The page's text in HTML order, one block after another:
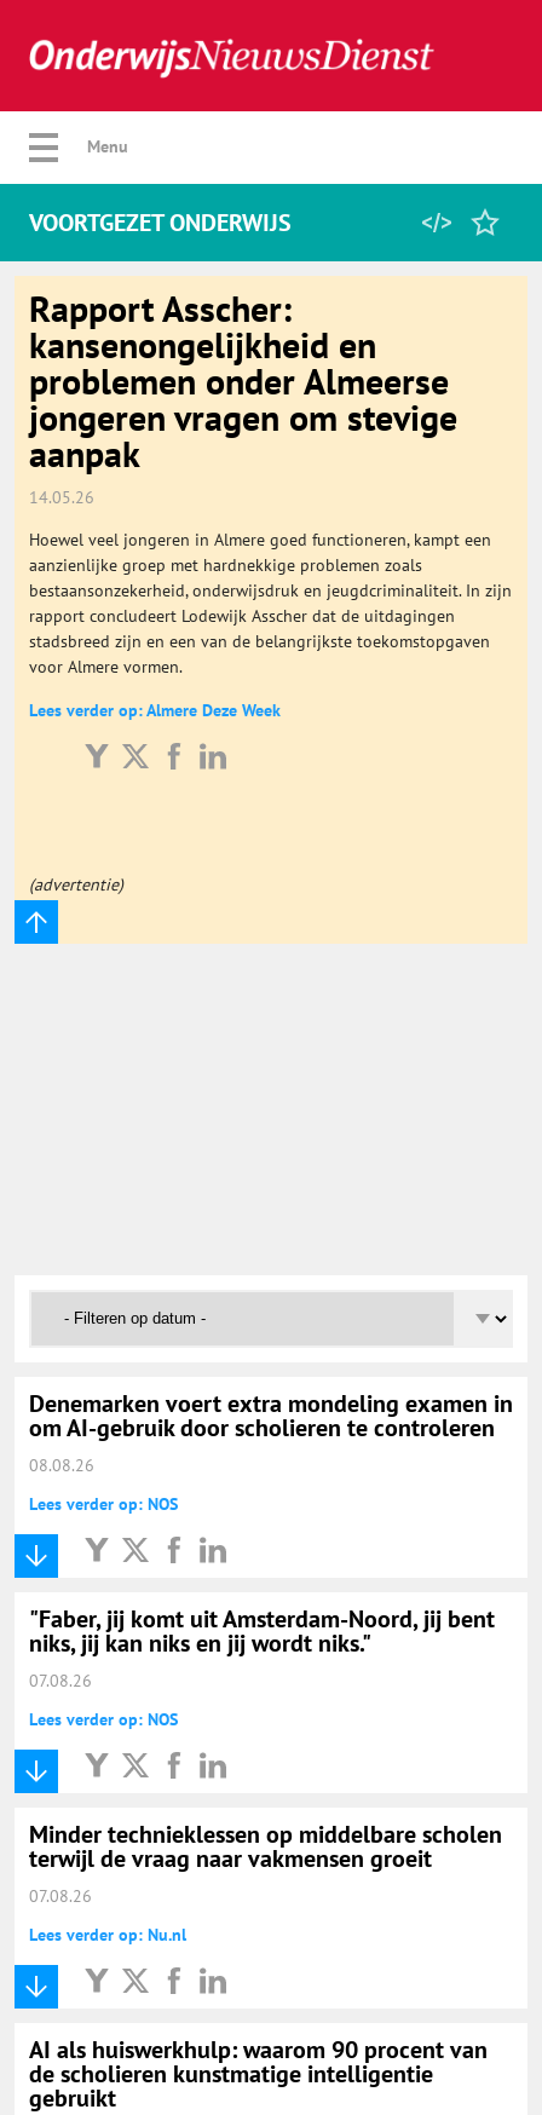
Verberg menu
Home
Favorieten
Categorie
Onderwijs Totaal
Basisonderwijs
Hoger Onderwijs
Vacaturewijzer Basisonderwijs
Menu
VOORTGEZET ONDERWIJS
Rapport Asscher:
kansenongelijkheid en
problemen onder Almeerse
jongeren vragen om stevige
aanpak
14.05.26
Hoewel veel jongeren in Almere goed functioneren, kampt een
aanzienlijke groep met hardnekkige problemen zoals
bestaansonzekerheid, onderwijsdruk en jeugdcriminaliteit. In zijn
rapport concludeert Lodewijk Asscher dat de uitdagingen
stadsbreed zijn en een van de belangrijkste toekomstopgaven
voor Almere vormen.
Lees verder op: Almere Deze Week
(advertentie)
Denemarken voert extra mondeling examen in
om AI-gebruik door scholieren te controleren
08.08.26
Lees verder op: NOS
"Faber, jij komt uit Amsterdam-Noord, jij bent
niks, jij kan niks en jij wordt niks."
07.08.26
Lees verder op: NOS
Minder technieklessen op middelbare scholen
terwijl de vraag naar vakmensen groeit
07.08.26
Lees verder op: Nu.nl
AI als huiswerkhulp: waarom 90 procent van
de scholieren kunstmatige intelligentie
gebruikt